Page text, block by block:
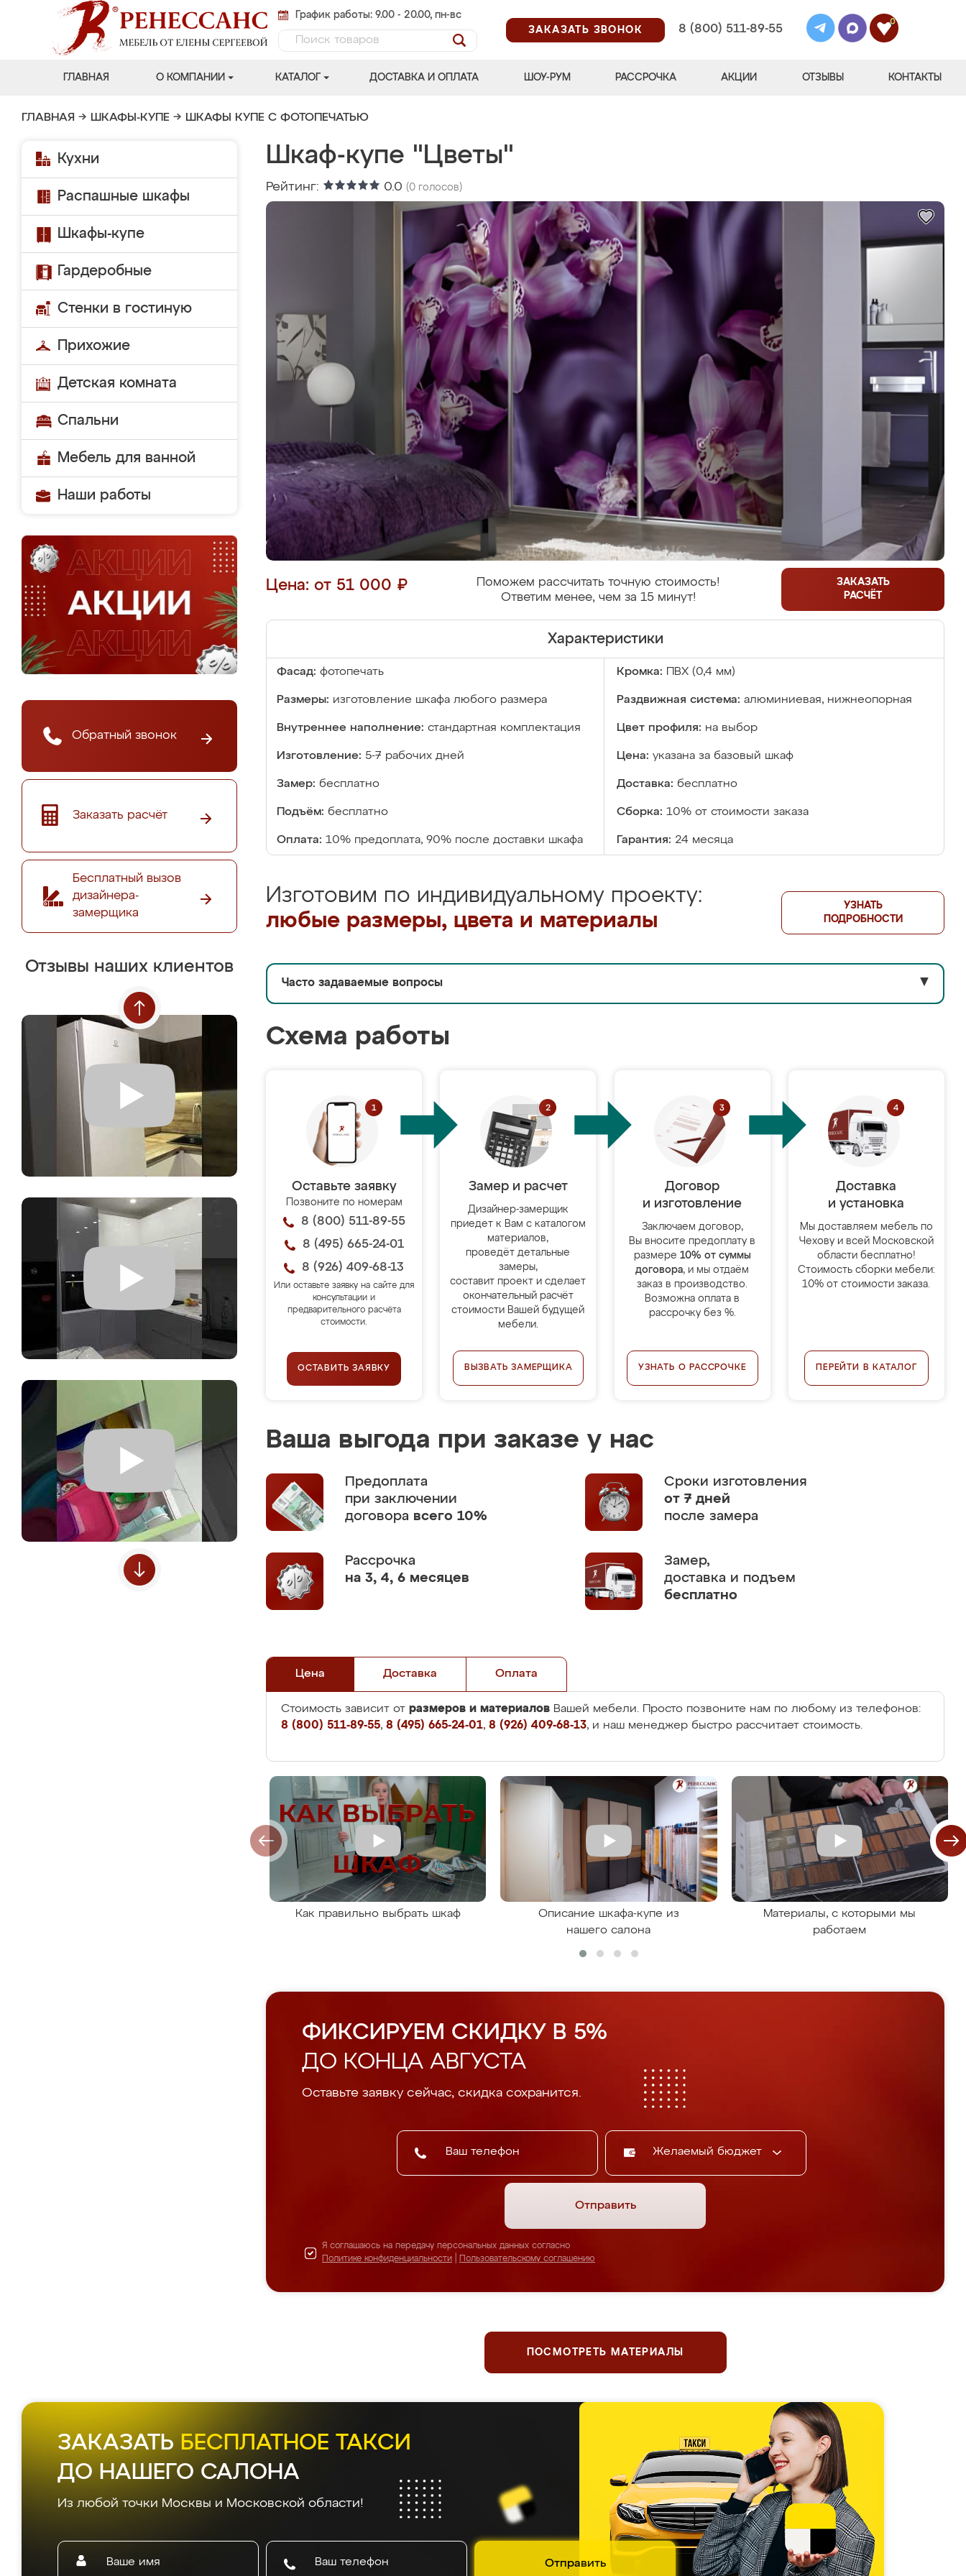
График работы: 9.00 - 20.00, пн-вс
ЗАКАЗАТЬ ЗВОНОК
8 (800) 511-89-55
0
ГЛАВНАЯ О КОМПАНИИ КАТАЛОГ ДОСТАВКА И ОПЛАТА ШОУ-РУМ РАССРОЧКА АКЦИИ ОТЗЫВЫ КОНТАКТЫ
ГЛАВНАЯ → ШКАФЫ-КУПЕ → ШКАФЫ КУПЕ С ФОТОПЕЧАТЬЮ
Кухни
Распашные шкафы
Шкафы-купе
Гардеробные
Стенки в гостиную
Прихожие
Детская комната
Спальни
Мебель для ванной
Наши работы
Обратный звонок
Заказать расчёт
Бесплатный вызов
дизайнера-
замерщика
Отзывы наших клиентов
Шкаф-купе "Цветы"
Рейтинг: 0.0 (0 голосов)
Цена: от 51 000 ₽
Поможем рассчитать точную стоимость!
Ответим менее, чем за 15 минут!
ЗАКАЗАТЬ
РАСЧЁТ
Характеристики
Фасад: фотопечать Кромка: ПВХ (0,4 мм)
Размеры: изготовление шкафа любого размера Раздвижная система: алюминиевая, нижнеопорная
Внутреннее наполнение: стандартная комплектация Цвет профиля: на выбор
Изготовление: 5-7 рабочих дней Цена: указана за базовый шкаф
Замер: бесплатно Доставка: бесплатно
Подъём: бесплатно Сборка: 10% от стоимости заказа
Оплата: 10% предоплата, 90% после доставки шкафа Гарантия: 24 месяца
Изготовим по индивидуальному проекту:
любые размеры, цвета и материалы
УЗНАТЬ
ПОДРОБНОСТИ
Часто задаваемые вопросы ▼
Схема работы
Оставьте заявку
Позвоните по номерам
8 (800) 511-89-55
8 (495) 665-24-01
8 (926) 409-68-13
Или оставьте заявку на сайте для
консультации и
предварительного расчёта
стоимости.
ОСТАВИТЬ ЗАЯВКУ
Замер и расчет
Дизайнер-замерщик
приедет к Вам с каталогом
материалов,
проведёт детальные
замеры,
составит проект и сделает
окончательный расчёт
стоимости Вашей будущей
мебели.
ВЫЗВАТЬ ЗАМЕРЩИКА
Договор
и изготовление
Заключаем договор,
Вы вносите предоплату в
размере 10% от суммы
договора, и мы отдаём
заказ в производство.
Возможна оплата в
рассрочку без %.
УЗНАТЬ О РАССРОЧКЕ
Доставка
и установка
Мы доставляем мебель по
Чехову и всей Московской
области бесплатно!
Стоимость сборки мебели:
10% от стоимости заказа.
ПЕРЕЙТИ В КАТАЛОГ
Ваша выгода при заказе у нас
Предоплата
при заключении
договора всего 10%
Сроки изготовления
от 7 дней
после замера
Рассрочка
на 3, 4, 6 месяцев
Замер,
доставка и подъем
бесплатно
Цена Доставка Оплата
Стоимость зависит от размеров и материалов Вашей мебели. Просто позвоните нам по любому из телефонов:
8 (800) 511-89-55, 8 (495) 665-24-01, 8 (926) 409-68-13, и наш менеджер быстро рассчитает стоимость.
Как правильно выбрать шкаф
Описание шкафа-купе из
нашего салона
Материалы, с которыми мы
работаем
ФИКСИРУЕМ СКИДКУ В 5%
ДО КОНЦА АВГУСТА
Оставьте заявку сейчас, скидка сохранится.
Желаемый бюджет
Отправить
Я соглашаюсь на передачу персональных данных согласно
Политике конфиденциальности
Пользовательскому соглашению
ПОСМОТРЕТЬ МАТЕРИАЛЫ
ЗАКАЗАТЬ БЕСПЛАТНОЕ ТАКСИ
ДО НАШЕГО САЛОНА
Из любой точки Москвы и Московской области!
Отправить